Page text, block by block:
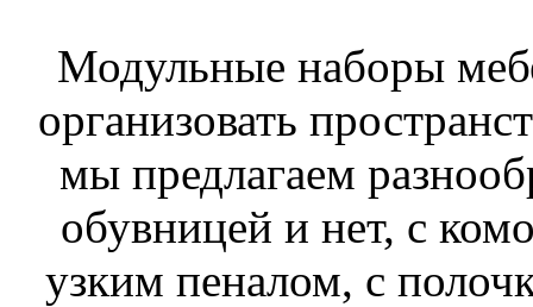
Модульные наборы
организовать
мы предлагаем
обувницей и нет, с
узким пеналом, с